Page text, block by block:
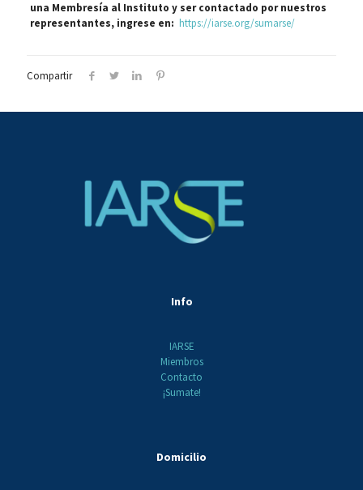
una Membresía al Instituto y ser contactado por nuestros
representantes, ingrese en: https://iarse.org/sumarse/
Compartir
Info
IARSE
Miembros
Contacto
¡Sumate!
Domicilio